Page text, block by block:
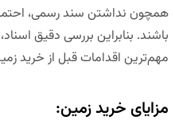
همچون نداشتن سند رسمی،
باشند. بنابراین بررسی دقیق
مهم‌ترین اقدامات قبل از خرید
مزایای خرید زمین: